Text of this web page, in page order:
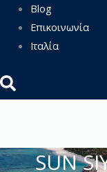
Blog
Επικοινωνία
Ιταλία
SUN